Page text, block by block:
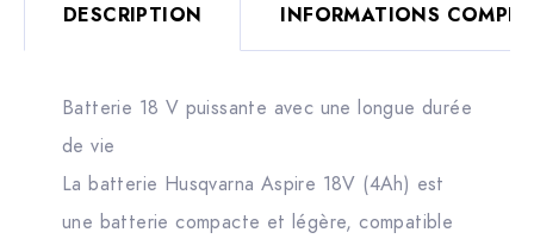
DESCRIPTION INFORMATIONS
Batterie 18 V puissante avec une longue durée
de vie
La batterie Husqvarna Aspire 18V (4Ah) est
une batterie compacte et légère, compatible